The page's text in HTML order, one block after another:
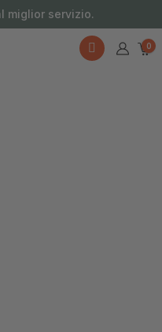
miglior servizio.
0